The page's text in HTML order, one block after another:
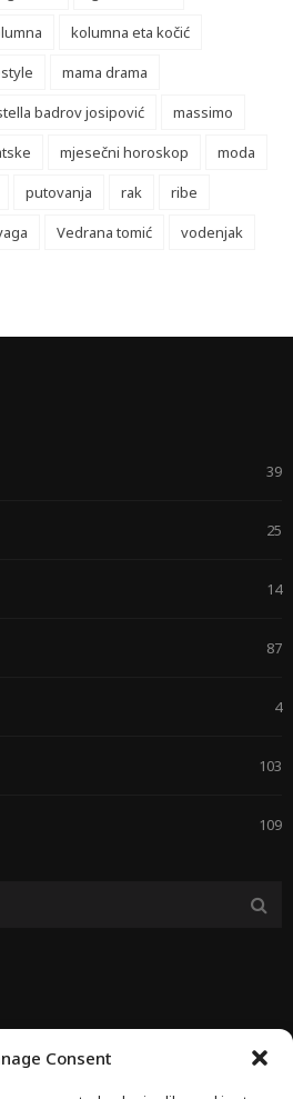
Consent
kolumna eta kočić
mama drama
badrov josipović
massimo
mjesečni horoskop
moda
putovanja rak
ribe
Vedrana tomić
vodenjak
39
25
14
87
4
103
109